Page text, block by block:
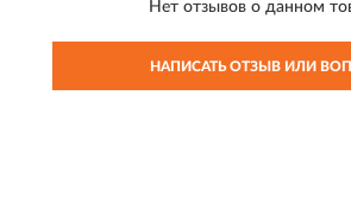
Нет отзывов о данном
НАПИСАТЬ ОТЗЫВ ИЛИ